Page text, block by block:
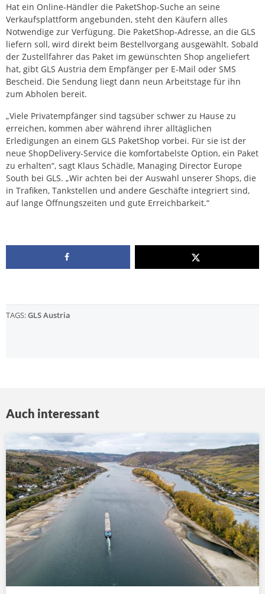
Hat ein Online-Händler die PaketShop-Suche an seine
Verkaufsplattform angebunden, steht den Käufern alles
Notwendige zur Verfügung. Die PaketShop-Adresse, an die GLS
liefern soll, wird direkt beim Bestellvorgang ausgewählt. Sobald
der Zustellfahrer das Paket im gewünschten Shop angeliefert
hat, gibt GLS Austria dem Empfänger per E-Mail oder SMS
Bescheid. Die Sendung liegt dann neun Arbeitstage für ihn
zum Abholen bereit.
„Viele Privatempfänger sind tagsüber schwer zu Hause zu
erreichen, kommen aber während ihrer alltäglichen
Erledigungen an einem GLS PaketShop vorbei. Für sie ist der
neue ShopDelivery-Service die komfortabelste Option, ein Paket
zu erhalten“, sagt Klaus Schädle, Managing Director Europe
South bei GLS. „Wir achten bei der Auswahl unserer Shops, die
in Trafiken, Tankstellen und andere Geschäfte integriert sind,
auf lange Öffnungszeiten und gute Erreichbarkeit.“
TAGS:GLS Austria
Auch interessant